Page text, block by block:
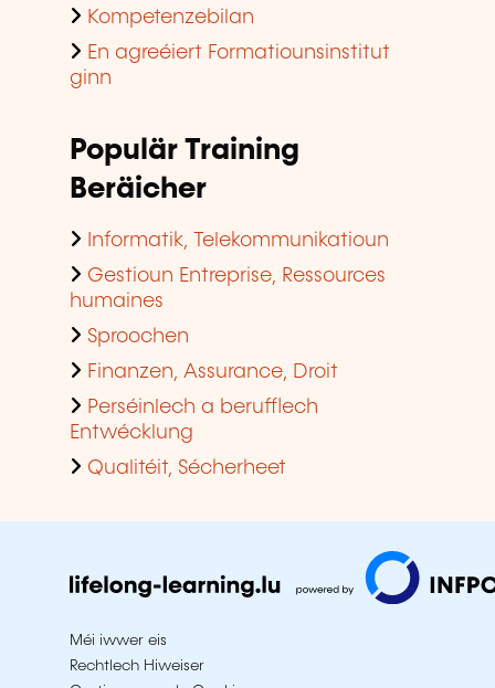
Kompetenzebilan
En agreéiert Formatiounsinstitut
ginn
Populär Training
Beräicher
Informatik, Telekommunikatioun
Gestioun Entreprise, Ressources
humaines
Sproochen
Finanzen, Assurance, Droit
Perséinlech a berufflech
Entwécklung
Qualitéit, Sécherheet
Méi iwwer eis
Rechtlech Hiweiser